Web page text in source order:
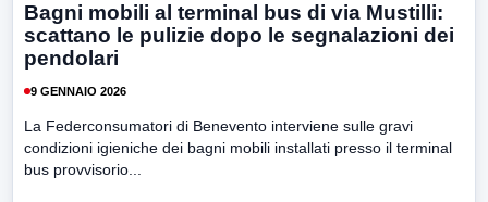
Bagni mobili al terminal bus di via Mustilli:
scattano le pulizie dopo le segnalazioni dei
pendolari
9 GENNAIO 2026
La Federconsumatori di Benevento interviene sulle gravi
condizioni igieniche dei bagni mobili installati presso il terminal
bus provvisorio...